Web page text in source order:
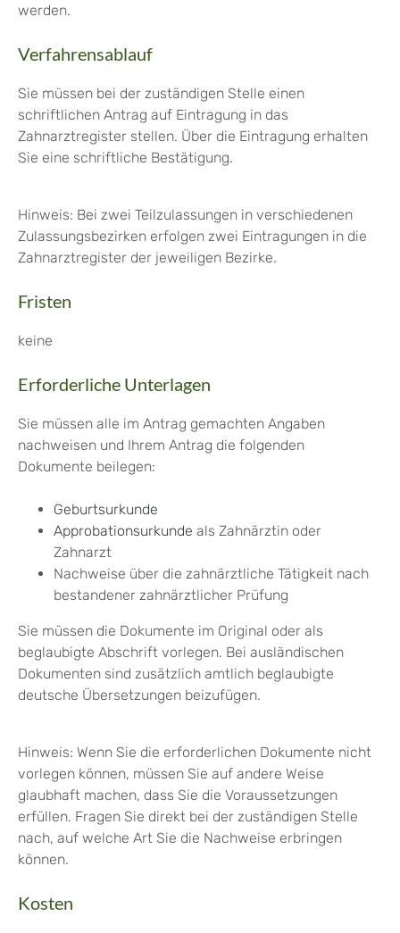
werden.
Verfahrensablauf
Sie müssen bei der zuständigen Stelle einen
schriftlichen Antrag auf Eintragung in das
Zahnarztregister stellen. Über die Eintragung erhalten
Sie eine schriftliche Bestätigung.
Hinweis: Bei zwei Teilzulassungen in verschiedenen
Zulassungsbezirken erfolgen zwei Eintragungen in die
Zahnarztregister der jeweiligen Bezirke.
Fristen
keine
Erforderliche Unterlagen
Sie müssen alle im Antrag gemachten Angaben
nachweisen und Ihrem Antrag die folgenden
Dokumente beilegen:
Geburtsurkunde
Approbationsurkunde als Zahnärztin oder
Zahnarzt
Nachweise über die zahnärztliche Tätigkeit nach
bestandener zahnärztlicher Prüfung
Sie müssen die Dokumente im Original oder als
beglaubigte Abschrift vorlegen. Bei ausländischen
Dokumenten sind zusätzlich amtlich beglaubigte
deutsche Übersetzungen beizufügen.
Hinweis: Wenn Sie die erforderlichen Dokumente nicht
vorlegen können, müssen Sie auf andere Weise
glaubhaft machen, dass Sie die Voraussetzungen
erfüllen. Fragen Sie direkt bei der zuständigen Stelle
nach, auf welche Art Sie die Nachweise erbringen
können.
Kosten